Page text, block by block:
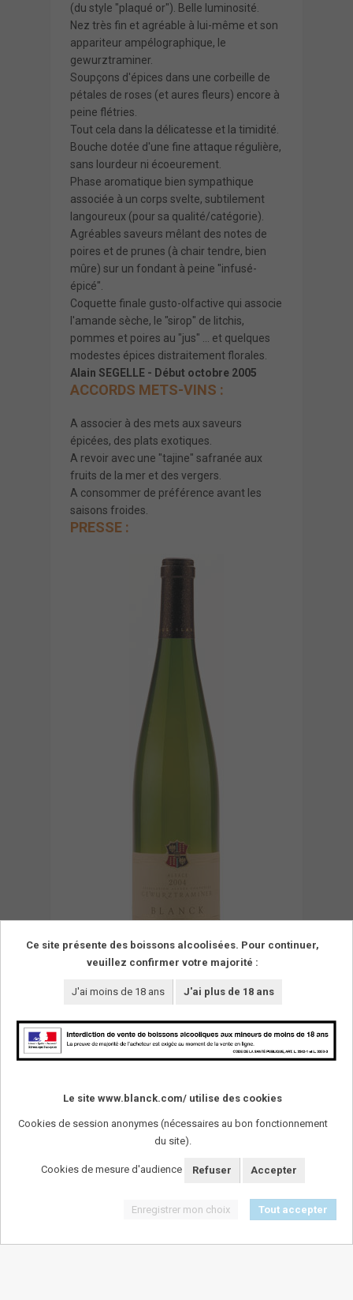
(du style "plaqué or"). Belle luminosité.
Nez très fin et agréable à lui-même et son
appariteur ampélographique, le
gewurztraminer.
Soupçons d'épices dans une corbeille de
pétales de roses (et aures fleurs) encore à
peine flétries.
Tout cela dans la délicatesse et la timidité.
Bouche dotée d'une fine attaque régulière,
sans lourdeur ni écoeurement.
Phase aromatique bien sympathique
associée à un corps svelte, subtilement
langoureux (pour sa qualité/catégorie).
Agréables saveurs mêlant des notes de
poires et de prunes (à chair tendre, bien
mûre) sur un fondant à peine "infusé-
épicé".
Coquette finale gusto-olfactive qui associe
l'amande sèche, le "sirop" de litchis,
pommes et poires au "jus" ... et quelques
modestes épices distraitement florales.
Alain SEGELLE - Début octobre 2005
ACCORDS METS-VINS :
A associer à des mets aux saveurs
épicées, des plats exotiques.
A revoir avec une "tajine" safranée aux
fruits de la mer et des vergers.
A consommer de préférence avant les
saisons froides.
PRESSE :
L'abus d'alcool est dangereux pour la santï¿½. A
consommer avec modï¿½ration.
Ce site présente des boissons alcoolisées. Pour continuer,
veuillez confirmer votre majorité :
J'ai moins de 18 ans J'ai plus de 18 ans
Le site www.blanck.com/ utilise des cookies
Cookies de session anonymes (nécessaires au bon fonctionnement
du site).
Cookies de mesure d'audience Refuser Accepter
Enregistrer mon choix Tout accepter